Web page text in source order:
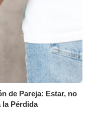
de Pareja: Estar, no
la Pérdida